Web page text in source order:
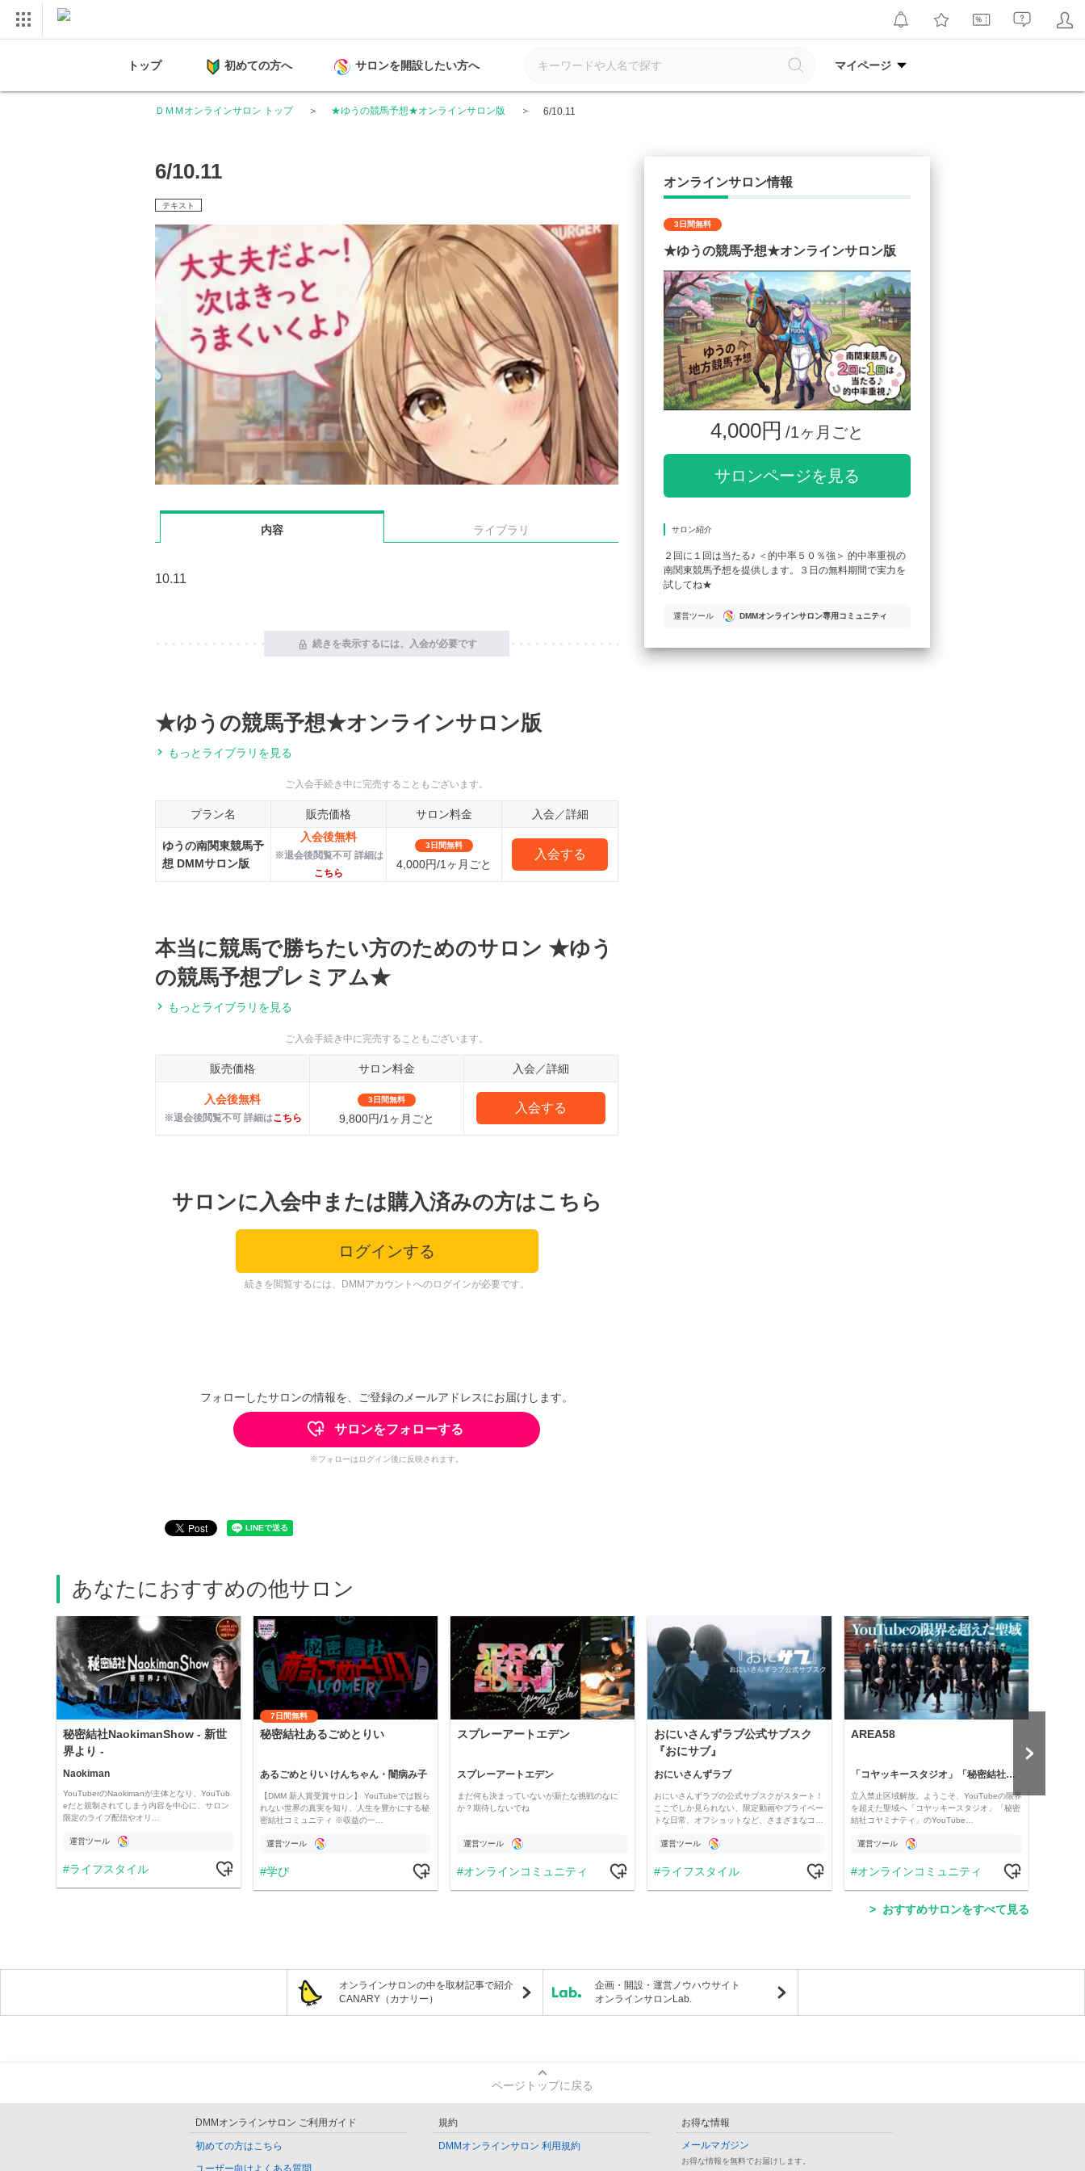
トップ 初めての方へ サロンを開設したい方へ マイページ
ＤＭＭオンラインサロン トップ ★ゆうの競馬予想★オンラインサロン版 6/10.11
6/10.11
テキスト
内容 ライブラリ
10.11
続きを表示するには、入会が必要です
★ゆうの競馬予想★オンラインサロン版
もっとライブラリを見る
ご入会手続き中に完売することもございます。
プラン名 販売価格 サロン料金 入会／詳細
ゆうの南関東競馬予
想 DMMサロン版
入会後無料
※退会後閲覧不可 詳細は
こちら
3日間無料
4,000円/1ヶ月ごと
入会する
本当に競馬で勝ちたい方のためのサロン ★ゆう
の競馬予想プレミアム★
もっとライブラリを見る
ご入会手続き中に完売することもございます。
販売価格 サロン料金 入会／詳細
入会後無料
※退会後閲覧不可 詳細はこちら
3日間無料
9,800円/1ヶ月ごと
入会する
サロンに入会中または購入済みの方はこちら
ログインする
続きを閲覧するには、DMMアカウントへのログインが必要です。
フォローしたサロンの情報を、ご登録のメールアドレスにお届けします。
サロンをフォローする
※フォローはログイン後に反映されます。
オンラインサロン情報
3日間無料
★ゆうの競馬予想★オンラインサロン版
4,000円 /1ヶ月ごと
サロンページを見る
サロン紹介
２回に１回は当たる♪ ＜的中率５０％強＞ 的中率重視の
南関東競馬予想を提供します。３日の無料期間で実力を
試してね★
運営ツール DMMオンラインサロン専用コミュニティ
あなたにおすすめの他サロン
秘密結社NaokimanShow - 新世
界より -
Naokiman
YouTuberのNaokimanが主体となり、YouTub
eだと規制されてしまう内容を中心に、サロン
限定のライブ配信やオリ…
運営ツール
ライフスタイル
7日間無料
秘密結社あるごめとりい
あるごめとりい けんちゃん・闇病み子
【DMM 新人賞受賞サロン】 YouTubeでは観ら
れない世界の真実を知り、人生を豊かにする秘
密結社コミュニティ ※収益の一…
運営ツール
学び
スプレーアートエデン
スプレーアートエデン
まだ何も決まっていないが新たな挑戦のなに
か？期待しないでね
運営ツール
オンラインコミュニティ
おにいさんずラブ公式サブスク
『おにサブ』
おにいさんずラブ
おにいさんずラブの公式サブスクがスタート！
ここでしか見られない、限定動画やプライベー
トな日常、オフショットなど、さまざまなコ…
運営ツール
ライフスタイル
AREA58
「コヤッキースタジオ」「秘密結社コヤミナティ」
立入禁止区域解放。ようこそ、YouTubeの限界
を超えた聖域へ「コヤッキースタジオ」「秘密
結社コヤミナティ」のYouTube…
運営ツール
オンラインコミュニティ
おすすめサロンをすべて見る
オンラインサロンの中を取材記事で紹介
CANARY（カナリー）
企画・開設・運営ノウハウサイト
オンラインサロンLab.
ページトップに戻る
DMMオンラインサロン ご利用ガイド
初めての方はこちら
ユーザー向けよくある質問
規約
DMMオンラインサロン 利用規約
お得な情報
メールマガジン
お得な情報を無料でお届けします。